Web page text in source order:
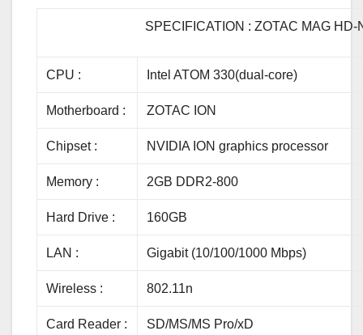
SPECIFICATION : ZOTAC MAG HD-
CPU : Intel ATOM 330(dual-core)
Motherboard : ZOTAC ION
Chipset : NVIDIA ION graphics processor
Memory : 2GB DDR2-800
Hard Drive : 160GB
LAN : Gigabit (10/100/1000 Mbps)
Wireless : 802.11n
Card Reader : SD/MS/MS Pro/xD